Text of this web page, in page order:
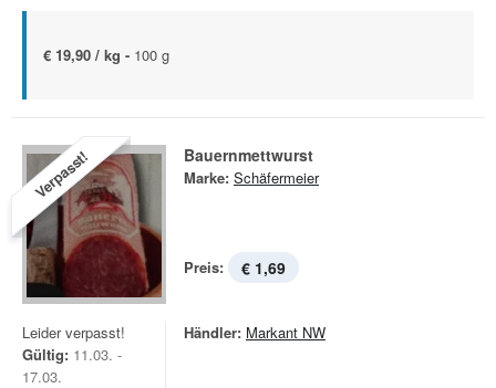
€ 19,90 / kg - 100 g
Verpasst! Bauernmettwurst
Marke: Schäfermeier
Preis: € 1,69
Leider verpasst!
Gültig: 11.03. -
17.03.
Händler: Markant NW